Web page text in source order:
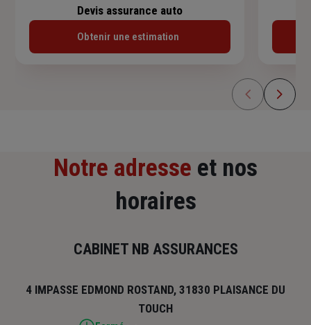
Devis assurance auto
Obtenir une estimation
Notre adresse et nos
horaires
CABINET NB ASSURANCES
4 IMPASSE EDMOND ROSTAND, 31830 PLAISANCE DU
TOUCH